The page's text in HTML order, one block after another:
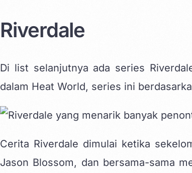
Riverdale
Di list selanjutnya ada series
dalam Heat World, series ini
Cerita Riverdale dimulai ketika
Jason Blossom, dan bersama-sama